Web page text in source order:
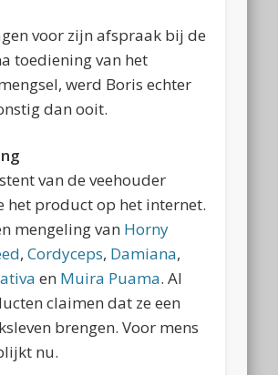
voor zijn afspraak bij de
toediening van het
werd Boris echter
dan ooit.
van de veehouder
het product op het internet.
mengeling van Horny
,Cordyceps, Damiana,
en Muira Puama. Al
claimen dat ze een
brengen. Voor mens
nu.